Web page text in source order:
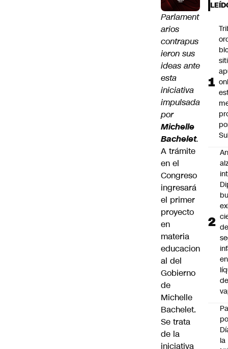
Parlament
arios
contrapus
ieron sus
ideas ante
esta
iniciativa
impulsada
por
Michelle
Bachelet.
A trámite
en el
Congreso
ingresará
el primer
proyecto
en
materia
educacion
al del
Gobierno
de
Michelle
Bachelet.
Se trata
de la
iniciativa
de
en
de
la